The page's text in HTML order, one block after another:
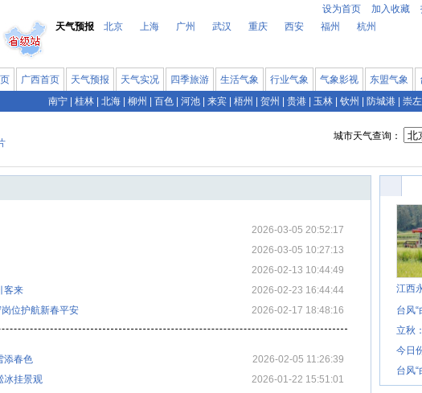
设为首页 加入收藏
天气预报
北京 上海 广州 武汉 重庆 西安 福州 杭州
广西首页 天气预报 天气实况 四季旅游 生活气象 行业气象 气象影视 东盟气象
南宁
桂林 北海 柳州 百色 河池 来宾 梧州 贺州 贵港 玉林 钦州 防城港 崇左
城市天气查询：
2026-03-05 20:52:17
2026-03-05 10:27:13
2026-02-13 10:44:49
客来
2026-02-23 16:44:44
位护航新春平安
2026-02-17 18:48:16
添春色
2026-02-05 11:26:39
冰挂景观
2026-01-22 15:51:01
江西
台风“
立秋
今日
台风“